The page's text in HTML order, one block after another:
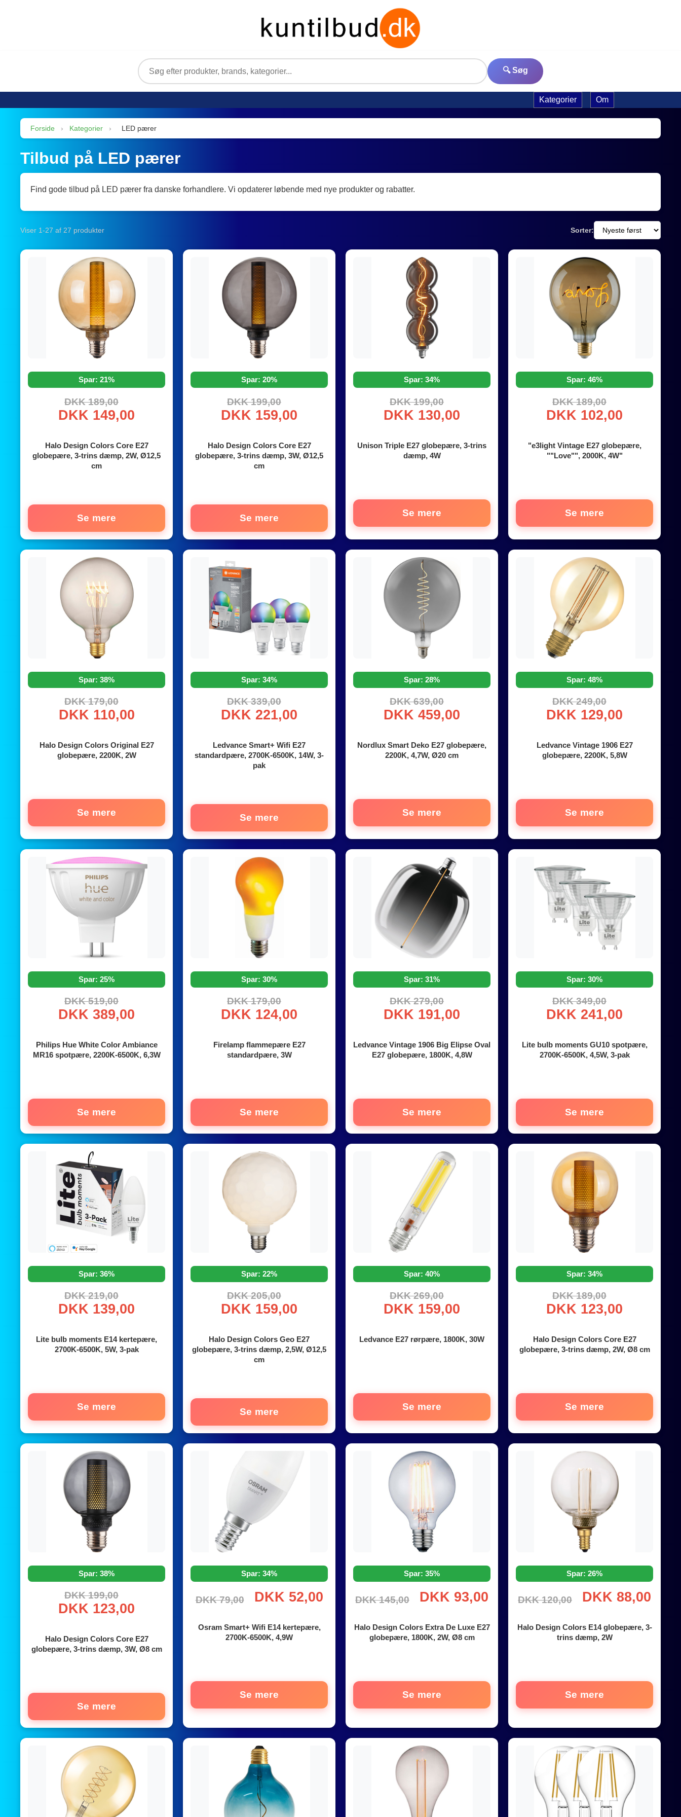
🔍 Søg
Kategorier Om
Forside › Kategorier › LED pærer
Tilbud på LED pærer
Find gode tilbud på LED pærer fra danske forhandlere. Vi opdaterer løbende med nye produkter og rabatter.
Viser 1-27 af 27 produkter Sorter:
Spar: 21%
DKK 189,00
DKK 149,00
Halo Design Colors Core E27
globepære, 3-trins dæmp, 2W, Ø12,5
cm
Se mere
Spar: 20%
DKK 199,00
DKK 159,00
Halo Design Colors Core E27
globepære, 3-trins dæmp, 3W, Ø12,5
cm
Se mere
Spar: 34%
DKK 199,00
DKK 130,00
Unison Triple E27 globepære, 3-trins
dæmp, 4W
Se mere
Spar: 46%
DKK 189,00
DKK 102,00
"e3light Vintage E27 globepære,
""Love"", 2000K, 4W"
Se mere
Spar: 38%
DKK 179,00
DKK 110,00
Halo Design Colors Original E27
globepære, 2200K, 2W
Se mere
Spar: 34%
DKK 339,00
DKK 221,00
Ledvance Smart+ Wifi E27
standardpære, 2700K-6500K, 14W, 3-
pak
Se mere
Spar: 28%
DKK 639,00
DKK 459,00
Nordlux Smart Deko E27 globepære,
2200K, 4,7W, Ø20 cm
Se mere
Spar: 48%
DKK 249,00
DKK 129,00
Ledvance Vintage 1906 E27
globepære, 2200K, 5,8W
Se mere
Spar: 25%
DKK 519,00
DKK 389,00
Philips Hue White Color Ambiance
MR16 spotpære, 2200K-6500K, 6,3W
Se mere
Spar: 30%
DKK 179,00
DKK 124,00
Firelamp flammepære E27
standardpære, 3W
Se mere
Spar: 31%
DKK 279,00
DKK 191,00
Ledvance Vintage 1906 Big Elipse Oval
E27 globepære, 1800K, 4,8W
Se mere
Spar: 30%
DKK 349,00
DKK 241,00
Lite bulb moments GU10 spotpære,
2700K-6500K, 4,5W, 3-pak
Se mere
Spar: 36%
DKK 219,00
DKK 139,00
Lite bulb moments E14 kertepære,
2700K-6500K, 5W, 3-pak
Se mere
Spar: 22%
DKK 205,00
DKK 159,00
Halo Design Colors Geo E27
globepære, 3-trins dæmp, 2,5W, Ø12,5
cm
Se mere
Spar: 40%
DKK 269,00
DKK 159,00
Ledvance E27 rørpære, 1800K, 30W
Se mere
Spar: 34%
DKK 189,00
DKK 123,00
Halo Design Colors Core E27
globepære, 3-trins dæmp, 2W, Ø8 cm
Se mere
Spar: 38%
DKK 199,00
DKK 123,00
Halo Design Colors Core E27
globepære, 3-trins dæmp, 3W, Ø8 cm
Se mere
Spar: 34%
DKK 79,00 DKK 52,00
Osram Smart+ Wifi E14 kertepære,
2700K-6500K, 4,9W
Se mere
Spar: 35%
DKK 145,00 DKK 93,00
Halo Design Colors Extra De Luxe E27
globepære, 1800K, 2W, Ø8 cm
Se mere
Spar: 26%
DKK 120,00 DKK 88,00
Halo Design Colors E14 globepære, 3-
trins dæmp, 2W
Se mere